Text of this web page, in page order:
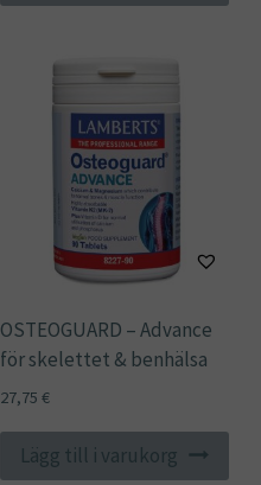
OSTEOGUARD – Advance
för skelettet & benhälsa
27,75 €
Lägg till i varukorg